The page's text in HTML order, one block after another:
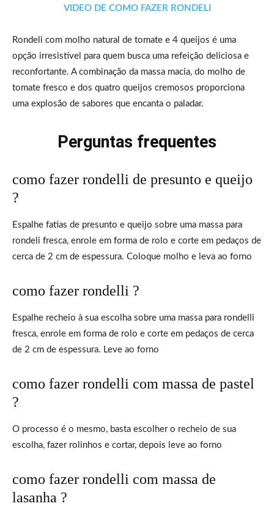
VIDEO DE COMO FAZER RONDELI
Rondeli com molho natural de tomate e 4 queijos é uma
opção irresistível para quem busca uma refeição deliciosa e
reconfortante. A combinação da massa macia, do molho de
tomate fresco e dos quatro queijos cremosos proporciona
uma explosão de sabores que encanta o paladar.
Perguntas frequentes
como fazer rondelli de presunto e queijo
?
Espalhe fatias de presunto e queijo sobre uma massa para
rondeli fresca, enrole em forma de rolo e corte em pedaços de
cerca de 2 cm de espessura. Coloque molho e leva ao forno
como fazer rondelli ?
Espalhe recheio à sua escolha sobre uma massa para rondelli
fresca, enrole em forma de rolo e corte em pedaços de cerca
de 2 cm de espessura. Leve ao forno
como fazer rondelli com massa de pastel
?
O processo é o mesmo, basta escolher o recheio de sua
escolha, fazer rolinhos e cortar, depois leve ao forno
como fazer rondelli com massa de
lasanha ?